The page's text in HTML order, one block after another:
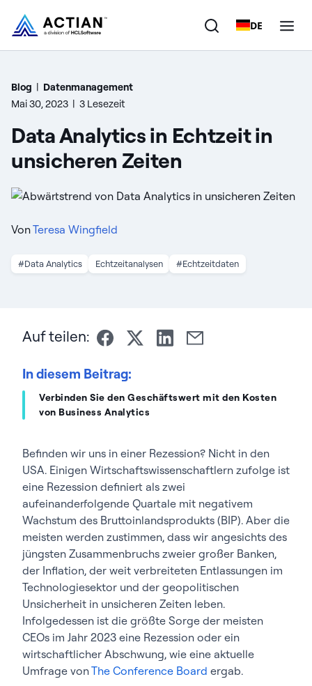
DE
Produkte
Kunden
Unternehmen
Blog | Datenmanagement
Mai 30, 2023 | 3 Lesezeit
Data Analytics in Echtzeit in
unsicheren Zeiten
VonTeresa Wingfield
#Data Analytics Echtzeitanalysen #Echtzeitdaten
Auf teilen:
In diesem Beitrag:
Verbinden Sie den Geschäftswert mit den Kosten
von Business Analytics
Befinden wir uns in einer Rezession? Nicht in den
USA. Einigen Wirtschaftswissenschaftlern zufolge ist
eine Rezession definiert als zwei
aufeinanderfolgende Quartale mit negativem
Wachstum des Bruttoinlandsprodukts (BIP). Aber die
meisten werden zustimmen, dass wir angesichts des
jüngsten Zusammenbruchs zweier großer Banken,
der Inflation, der weit verbreiteten Entlassungen im
Technologiesektor und der geopolitischen
Unsicherheit in unsicheren Zeiten leben.
Infolgedessen ist die größte Sorge der meisten
CEOs im Jahr 2023 eine Rezession oder ein
wirtschaftlicher Abschwung, wie eine aktuelle
Umfrage vonThe Conference Board ergab.